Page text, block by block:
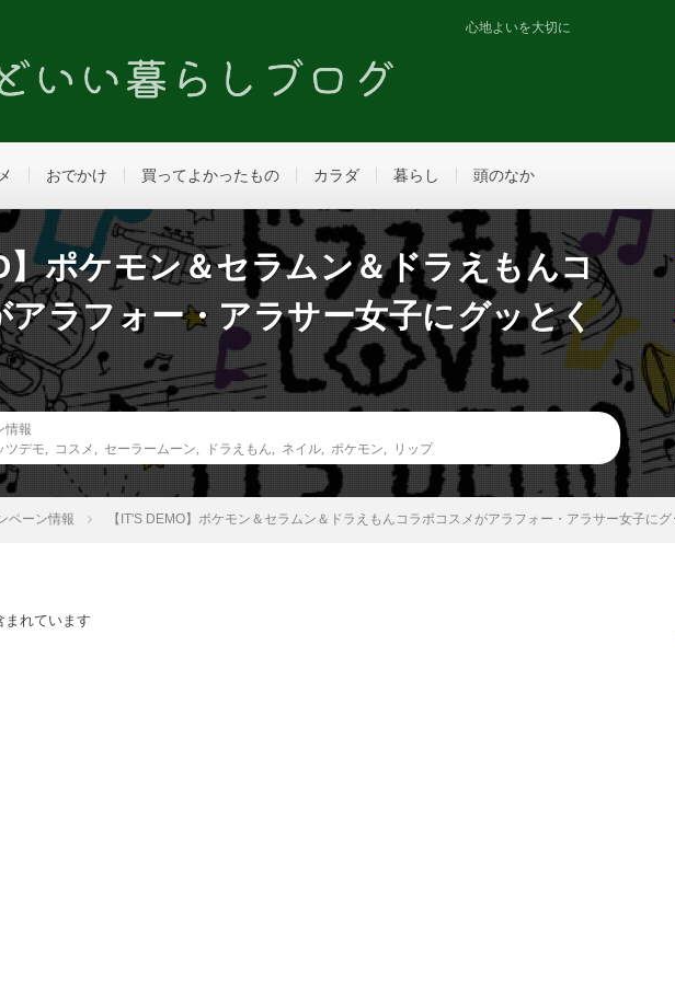
心地よいを大切に
おでかけ 買ってよかったもの カラダ 暮らし 頭のなか
】ポケモン＆セラムン＆ドラえもんコ
アラフォー・アラサー女子にグッとく
情報
ツデモ コスメ セーラームーン ドラえもん ネイル ポケモン リップ
ペーン情報 【IT'S DEMO】ポケモン＆セラムン＆ドラえもんコラボコスメがアラフォー・アラサー女子にグ
まれています